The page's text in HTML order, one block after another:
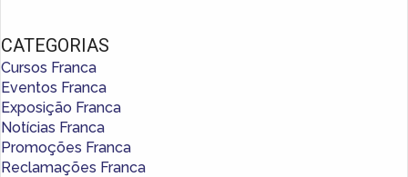
CATEGORIAS
Cursos Franca
Eventos Franca
Exposição Franca
Notícias Franca
Promoções Franca
Reclamações Franca